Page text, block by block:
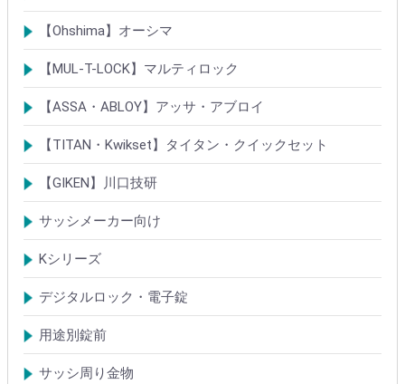
Rシリーズシリンダー
ロック製品
【Ohshima】オーシマ
シリンダー
錠・ロック製品
【MUL-T-LOCK】マルティロック
シリンダー
南京錠
【ASSA・ABLOY】アッサ・アブロイ
シリンダー
ロック製品
【TITAN・Kwikset】タイタン・クイックセット
シリンダー
錠
【GIKEN】川口技研
鍵ケース/ラッチング
室内錠シリーズ
サッシメーカー向け
TOSTEMトステム(LIXILリクシル)
新日軽
三協(立山)アルミ
YKK
ミサワホーム
セキスイ
YAMAHA
ダイワハウス
松下電工・ナショナル住宅
不二サッシ
その他
Kシリーズ
【KH】アルミサッシ用引戸錠
【M】ミワ特殊錠
【G】ゴール特殊錠
【S】ショウワ特殊錠
【R】各社特殊錠
【MCY】ミワ取替用シリンダー
【GCY】ゴール取替用シリンダー
【SCY】ショウワ取替用シリンダー
【WCY】ウェスト取替用シリンダー
【ACY】アルファ取替用シリンダー
【KCY】コダイ取替用シリンダー
【KC】クレセントシリーズ
その他Kシリーズ
デジタルロック・電子錠
扉加工あり
扉加工なし(軽微な加工)
ICキー・タグ・カード
用途別錠前
アルミサッシ玄関引戸・引違戸錠
サムラッチ錠
浴室錠
補助錠
エンジンドア錠・ガラス扉錠
ケースハンドル錠
インダストリアルロック・カムロック
サッシ周り金物